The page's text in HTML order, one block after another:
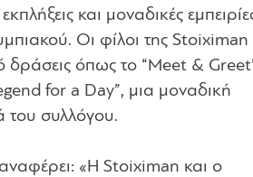
και μοναδικές
Οι φίλοι της
δράσεις όπως το “Meet &
for a Day”, μια μοναδική
του συλλόγου.
«Η Stoiximan και ο